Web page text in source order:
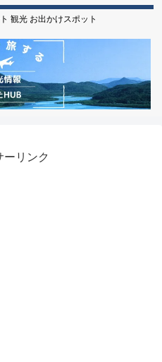
観光 お出かけスポット
ーリンク